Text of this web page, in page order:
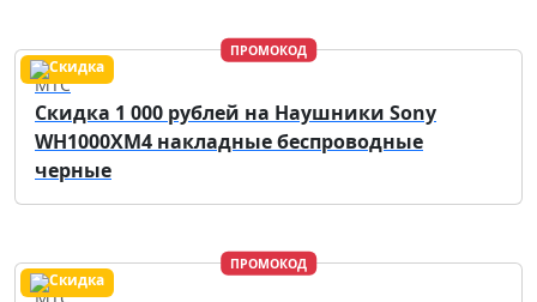
ПРОМОКОД
МТС
Скидка 1 000 рублей на Наушники Sony
WH1000XM4 накладные беспроводные
черные
ПРОМОКОД